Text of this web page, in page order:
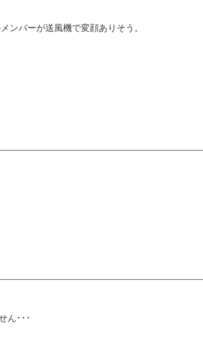
ンバーが送風機で変顔ありそう。
ん･･･